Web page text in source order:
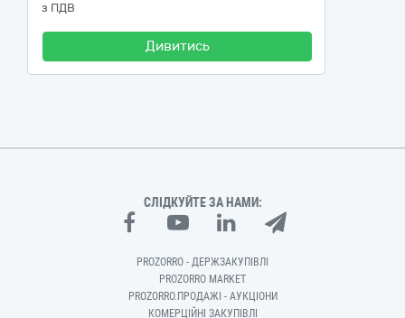
з ПДВ
Дивитись
СЛІДКУЙТЕ ЗА НАМИ:
PROZORRO - ДЕРЖЗАКУПІВЛІ
PROZORRO MARKET
PROZORRO.ПРОДАЖІ - АУКЦІОНИ
КОМЕРЦІЙНІ ЗАКУПІВЛІ